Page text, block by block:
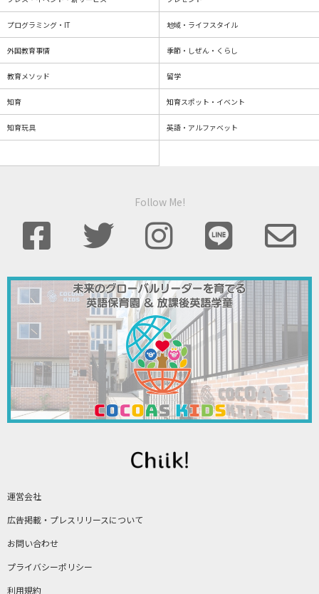
運営会社
広告掲載・プレスリリースについて
お問い合わせ
プライバシーポリシー
利用規約
プログラミング・IT 地域・ライフスタイル
外国教育事情 季節・しぜん・くらし
教育メソッド 留学
知育 知育スポット・イベント
知育玩具 英語・アルファベット
Follow Me!